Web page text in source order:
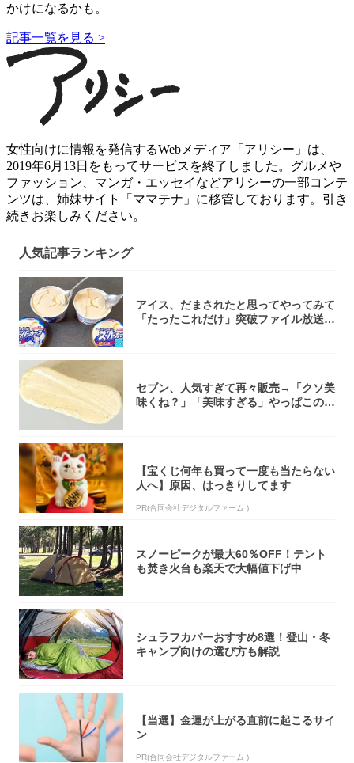
かけになるかも。
記事一覧を見る >
女性向けに情報を発信するWebメディア「アリシー」は、
2019年6月13日をもってサービスを終了しました。グルメや
ファッション、マンガ・エッセイなどアリシーの一部コンテ
ンツは、姉妹サイト「ママテナ」に移管しております。引き
続きお楽しみください。
人気記事ランキング
アイス、だまされたと思ってやってみて
「たったこれだけ」突破ファイル放送で
セブン、人気すぎて再々販売→「クソ美
味くね？」「美味すぎる」やっぱこのク
【宝くじ何年も買って一度も当たらない
人へ】原因、はっきりしてます
PR(合同会社デジタルファーム )
スノーピークが最大60％OFF！テント
も焚き火台も楽天で大幅値下げ中
シュラフカバーおすすめ8選！登山・冬
キャンプ向けの選び方も解説
【当選】金運が上がる直前に起こるサイ
ン
PR(合同会社デジタルファーム )